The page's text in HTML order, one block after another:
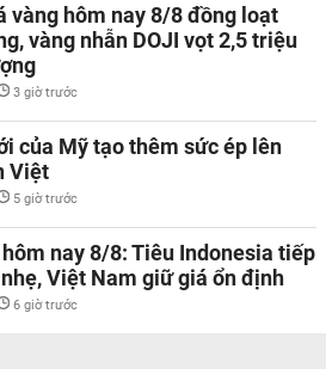
vàng hôm nay 8/8 đồng loạt
vàng nhẫn DOJI vọt 2,5 triệu
3 giờ trước
của Mỹ tạo thêm sức ép lên
Việt
5 giờ trước
nay 8/8: Tiêu Indonesia tiếp
Việt Nam giữ giá ổn định
6 giờ trước